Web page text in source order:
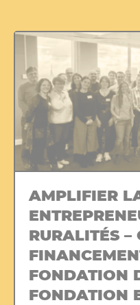
AMPLIFIER
RURALITÉS –
FONDATION
FONDATION